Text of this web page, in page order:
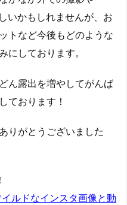
いかもしれませんが、お
トなど今後もどのような
にしております。
ん露出を増やしてがんば
ております！
りがとうございました
ルドなインスタ画像と動